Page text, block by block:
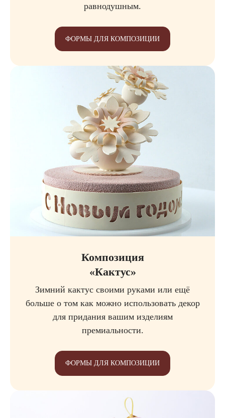
равнодушным.
ФОРМЫ ДЛЯ КОМПОЗИЦИИ
Композиция
«Кактус»
Зимний кактус своими руками или ещё
больше о том как можно использовать декор
для придания вашим изделиям
премиальности.
ФОРМЫ ДЛЯ КОМПОЗИЦИИ